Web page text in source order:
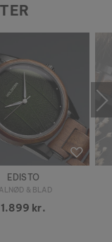
EDISTO
& BLAD
1.899 kr.